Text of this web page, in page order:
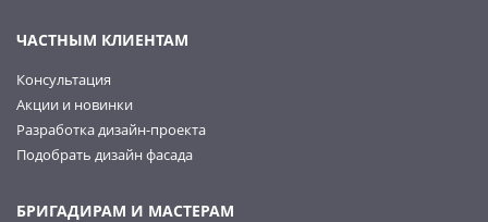
ЧАСТНЫМ КЛИЕНТАМ
Консультация
Акции и новинки
Разработка дизайн-проекта
Подобрать дизайн фасада
БРИГАДИРАМ И МАСТЕРАМ